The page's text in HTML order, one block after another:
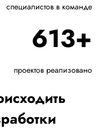
специалистов в команде
613+
проектов реализовано